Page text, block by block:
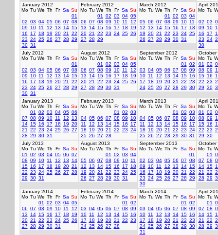
January 2012
Mo Tu We Th Fr Sa Su
01
02 03 04 05 06 07 08
09
10 11 12 13 14 15
16
17 18 19 20 21
22
23 24 25 26 27 28 29
30 31
February 2012
Mo Tu We Th Fr Sa Su
01
02 03 04 05
06 07 08 09 10 11
12
13
14 15 16 17 18
19
20 21 22 23 24 25 26
27 28 29
March 2012
Mo Tu We Th Fr Sa Su
01
02 03 04
05 06 07 08 09 10 11
12
13 14 15 16 17
18
19 20 21 22 23 24 25
26 27 28 29 30 31
April
Mo Tu
02 03
09
10
16
17
23 24
30
July 2012
Mo Tu We Th Fr Sa Su
01
02 03 04 05 06 07 08
09
10 11 12 13 14 15
16
17 18 19 20 21
22
23 24 25 26 27 28 29
30 31
August 2012
Mo Tu We Th Fr Sa Su
01
02 03 04 05
06 07 08 09 10 11
12
13
14 15 16 17 18
19
20 21 22 23 24 25 26
27 28 29 30 31
September 2012
Mo Tu We Th Fr Sa Su
01
02
03 04 05 06 07 08 09
10 11 12 13 14 15 16
17
18 19 20 21 22 23
24 25 26 27 28 29 30
October
Mo Tu
01
02
08 09
15 16
22 23
29 30
January 2013
Mo Tu We Th Fr Sa Su
01
02 03 04 05 06
07 08 09 10 11 12
13
14 15 16 17 18 19 20
21
22 23 24 25 26 27
28 29 30 31
February 2013
Mo Tu We Th Fr Sa Su
01
02 03
04 05 06 07 08 09
10
11
12 13 14 15 16
17
18
19 20 21 22 23 24
25 26 27 28
March 2013
Mo Tu We Th Fr Sa Su
01
02 03
04 05 06 07 08 09
10
11
12 13 14 15 16
17
18
19 20 21 22 23 24
25 26 27 28 29 30 31
April
Mo Tu
01
02
08 09
15 16
22 23
29 30
July 2013
Mo Tu We Th Fr Sa Su
01
02 03 04 05 06 07
08 09 10 11 12 13
14
15 16 17 18 19 20 21
22 23 24 25 26 27 28
29 30 31
August 2013
Mo Tu We Th Fr Sa Su
01
02 03 04
05 06 07 08 09 10 11
12
13 14 15 16 17
18
19 20 21 22 23 24 25
26 27 28 29 30 31
September 2013
Mo Tu We Th Fr Sa Su
01
02 03 04 05 06 07 08
09
10 11 12 13 14 15
16
17 18 19 20 21
22
23 24 25 26 27 28 29
30
October
Mo Tu
01
07 08
14 15
21
22
28 29
January 2014
Mo Tu We Th Fr Sa Su
01
02 03 04 05
06 07 08 09 10 11
12
13
14 15 16 17 18
19
20 21 22 23 24 25 26
27 28 29 30 31
February 2014
Mo Tu We Th Fr Sa Su
01
02
03 04 05 06 07 08 09
10 11 12 13 14 15 16
17
18 19 20 21 22 23
24 25 26 27 28
March 2014
Mo Tu We Th Fr Sa Su
01
02
03 04 05 06 07 08 09
10 11 12 13 14 15 16
17
18 19 20 21 22 23
24 25 26 27 28 29 30
31
April
Mo Tu
01
07 08
14 15
21
22
28 29